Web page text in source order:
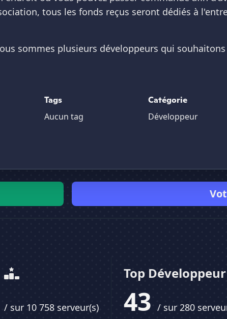
tous les fonds reçus seront dédiés à
sommes plusieurs développeurs qui
Tags
Aucun tag
Catégorie
Développeur
/ sur 10 758 serveur(s)
Top Développeur
43 / sur 280